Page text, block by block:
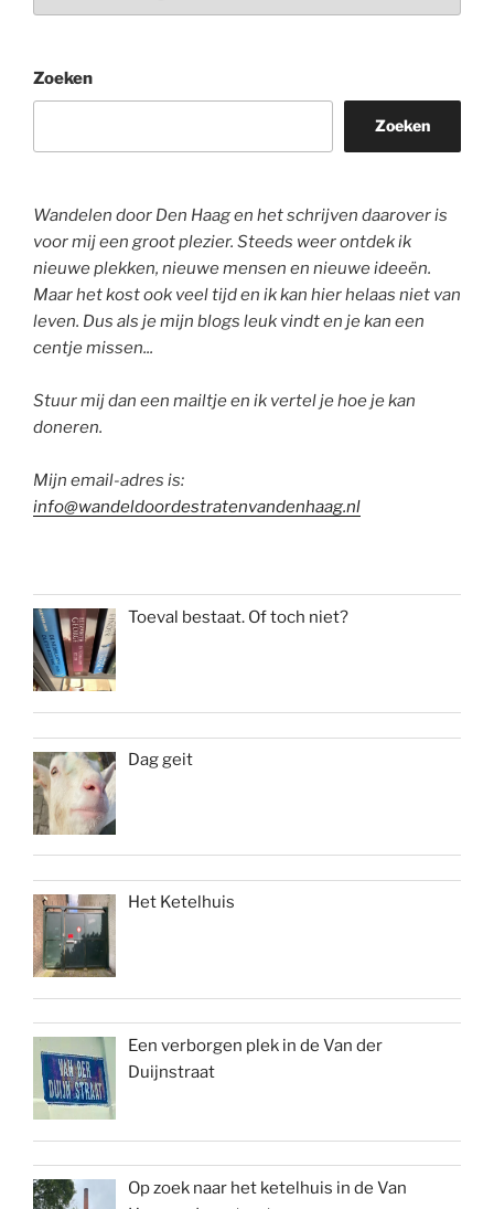
Zoeken
Zoeken
Wandelen door Den Haag en het schrijven daarover is
voor mij een groot plezier. Steeds weer ontdek ik
nieuwe plekken, nieuwe mensen en nieuwe ideeën.
Maar het kost ook veel tijd en ik kan hier helaas niet van
leven. Dus als je mijn blogs leuk vindt en je kan een
centje missen...
Stuur mij dan een mailtje en ik vertel je hoe je kan
doneren.
Mijn email-adres is:
info@wandeldoordestratenvandenhaag.nl
Toeval bestaat. Of toch niet?
Dag geit
Het Ketelhuis
Een verborgen plek in de Van der
Duijnstraat
Op zoek naar het ketelhuis in de Van